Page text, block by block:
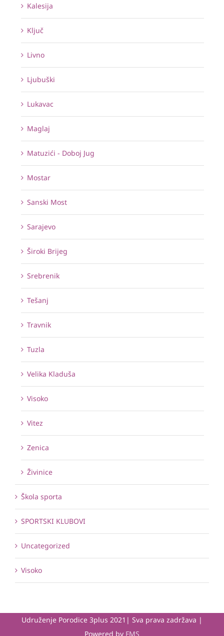
Kalesija
Ključ
Livno
Ljubuški
Lukavac
Maglaj
Matuzići - Doboj Jug
Mostar
Sanski Most
Sarajevo
Široki Brijeg
Srebrenik
Tešanj
Travnik
Tuzla
Velika Kladuša
Visoko
Vitez
Zenica
Živinice
Škola sporta
SPORTSKI KLUBOVI
Uncategorized
Visoko
Udruženje Porodice 3plus 2021| Sva prava zadržava |
Powered by FMS